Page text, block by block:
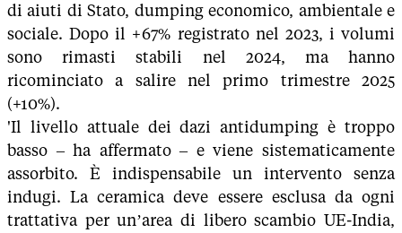
di aiuti di Stato, dumping economico, ambientale e
sociale. Dopo il +67% registrato nel 2023, i volumi
sono rimasti stabili nel 2024, ma hanno
ricominciato a salire nel primo trimestre 2025
(+10%).
'Il livello attuale dei dazi antidumping è troppo
basso – ha affermato – e viene sistematicamente
assorbito. È indispensabile un intervento senza
indugi. La ceramica deve essere esclusa da ogni
trattativa per un’area di libero scambio UE-India,